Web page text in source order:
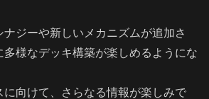
ジーや新しいメカニズムが追加さ
多様なデッキ構築が楽しめるようにな
に向けて、さらなる情報が楽しみで